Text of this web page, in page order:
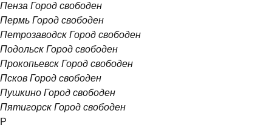
Пенза Город свободен
Пермь Город свободен
Петрозаводск Город свободен
Подольск Город свободен
Прокопьевск Город свободен
Псков Город свободен
Пушкино Город свободен
Пятигорск Город свободен
Р